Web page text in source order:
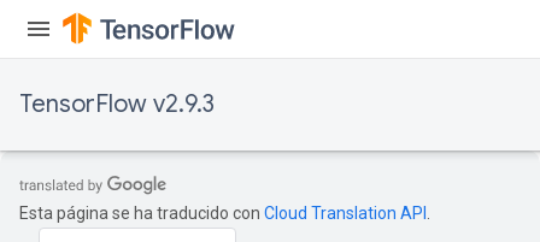
TensorFlow v2.9.3
Esta página se ha traducido con Cloud Translation API